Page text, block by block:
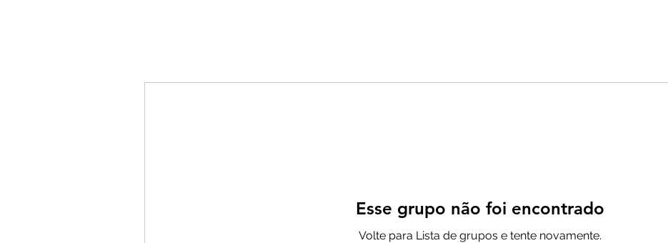
Esse grupo não foi encontrado
Volte para Lista de grupos e tente novamente.